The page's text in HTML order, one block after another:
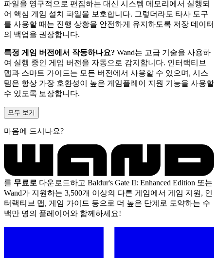
파일을 영구적으로 편집하는 대신 시스템 메모리에서 실행되
어 핵심 게임 설치 파일을 보호합니다. 그렇더라도 타사 도구
를 사용할 때는 진행 상황을 안전하게 유지하도록 저장 데이터
의 백업을 권장합니다.
특정 게임 버전에서 작동하나요? Wand는 고급 기술을 사용하
여 실행 중인 게임 버전을 자동으로 감지합니다. 인터랙티브
맵과 스마트 가이드는 모든 버전에서 사용할 수 있으며, 시스
템은 항상 가장 호환성이 높은 게임플레이 지원 기능을 사용할
수 있도록 보장합니다.
모두 보기
마음에 드시나요?
를 무료로 다운로드하고 Baldur's Gate II: Enhanced Edition 또는
Wand가 지원하는 3,500개 이상의 다른 게임에서 게임 지원, 인
터랙티브 맵, 게임 가이드 등으로 더 높은 단계로 도약하는 수
백만 명의 플레이어와 함께하세요!